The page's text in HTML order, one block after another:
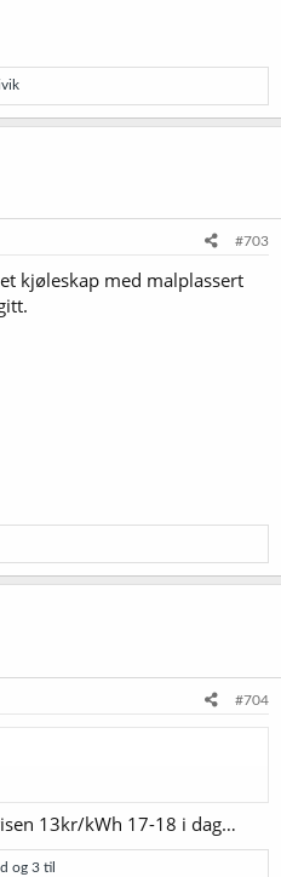
#703
kjøleskap med malplassert
#704
13kr/kWh 17-18 i dag…
og 3 til